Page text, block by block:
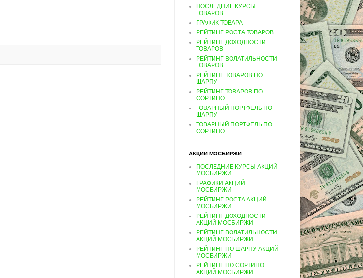
ПОСЛЕДНИЕ КУРСЫ
ТОВАРОВ
ГРАФИК ТОВАРА
РЕЙТИНГ РОСТА ТОВАРОВ
РЕЙТИНГ ДОХОДНОСТИ
ТОВАРОВ
РЕЙТИНГ ВОЛАТИЛЬНОСТИ
ТОВАРОВ
РЕЙТИНГ ТОВАРОВ ПО
ШАРПУ
РЕЙТИНГ ТОВАРОВ ПО
СОРТИНО
ТОВАРНЫЙ ПОРТФЕЛЬ ПО
ШАРПУ
ТОВАРНЫЙ ПОРТФЕЛЬ ПО
СОРТИНО
АКЦИИ МОСБИРЖИ
ПОСЛЕДНИЕ КУРСЫ АКЦИЙ
МОСБИРЖИ
ГРАФИКИ АКЦИЙ
МОСБИРЖИ
РЕЙТИНГ РОСТА АКЦИЙ
МОСБИРЖИ
РЕЙТИНГ ДОХОДНОСТИ
АКЦИЙ МОСБИРЖИ
РЕЙТИНГ ВОЛАТИЛЬНОСТИ
АКЦИЙ МОСБИРЖИ
РЕЙТИНГ ПО ШАРПУ АКЦИЙ
МОСБИРЖИ
РЕЙТИНГ ПО СОРТИНО
АКЦИЙ МОСБИРЖИ